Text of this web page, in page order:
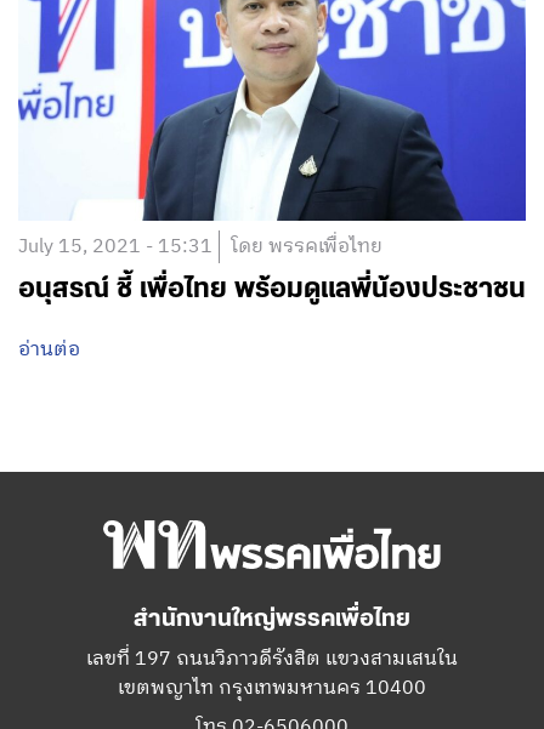
July 15, 2021 - 15:31 โดย พรรคเพื่อไทย
อนุสรณ์ ชี้ เพื่อไทย พร้อมดูแลพี่น้องประชาชน
อ่านต่อ
สำนักงานใหญ่พรรคเพื่อไทย
เลขที่ 197 ถนนวิภาวดีรังสิต แขวงสามเสนใน
เขตพญาไท กรุงเทพมหานคร 10400